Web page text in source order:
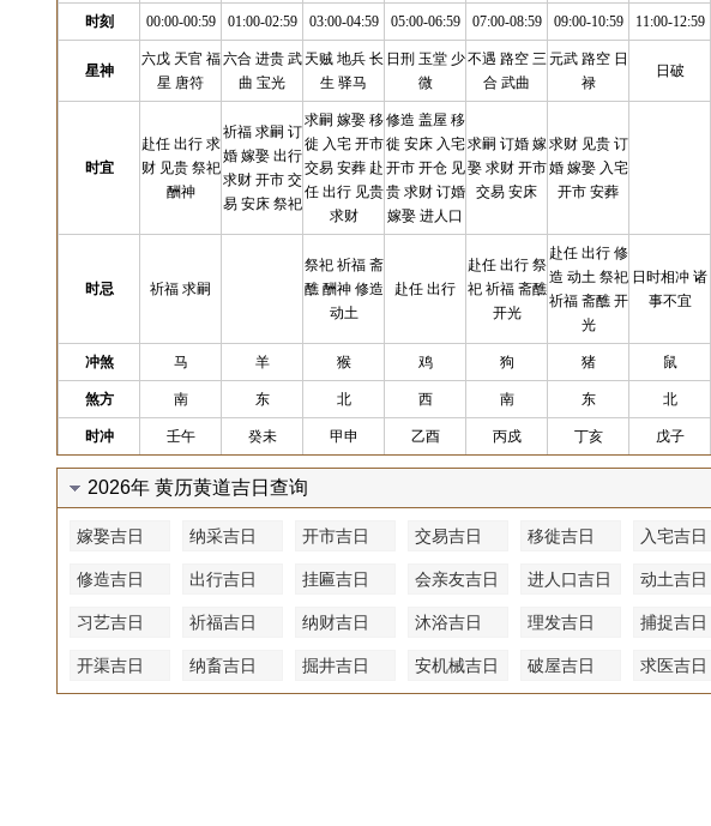
时刻 00:00-00:59 01:00-02:59 03:00-04:59 05:00-06:59 07:00-08:59 09:00-10:59 11:00-12:59
星神
六戊 天官 福
星 唐符
六合 进贵 武
曲 宝光
天贼 地兵 长
生 驿马
日刑 玉堂 少
微
不遇 路空 三
合 武曲
元武 路空 日
禄
日破
时宜
赴任 出行 求
财 见贵 祭祀
酬神
祈福 求嗣 订
婚 嫁娶 出行
求财 开市 交
易 安床 祭祀
求嗣 嫁娶 移
徙 入宅 开市
交易 安葬 赴
任 出行 见贵
求财
修造 盖屋 移
徙 安床 入宅
开市 开仓 见
贵 求财 订婚
嫁娶 进人口
求嗣 订婚 嫁
娶 求财 开市
交易 安床
求财 见贵 订
婚 嫁娶 入宅
开市 安葬
时忌 祈福 求嗣
祭祀 祈福 斋
醮 酬神 修造
动土
赴任 出行
赴任 出行 祭
祀 祈福 斋醮
开光
赴任 出行 修
造 动土 祭祀
祈福 斋醮 开
光
日时相冲 诸
事不宜
冲煞 马 羊 猴 鸡 狗 猪 鼠
煞方 南 东 北 西 南 东 北
时冲 壬午 癸未 甲申 乙酉 丙戍 丁亥 戊子
2026年 黄历黄道吉日查询
嫁娶吉日 纳采吉日 开市吉日 交易吉日 移徙吉日 入宅吉日
修造吉日 出行吉日 挂匾吉日 会亲友吉日 进人口吉日 动土吉日
习艺吉日 祈福吉日 纳财吉日 沐浴吉日 理发吉日 捕捉吉日
开渠吉日 纳畜吉日 掘井吉日 安机械吉日 破屋吉日 求医吉日